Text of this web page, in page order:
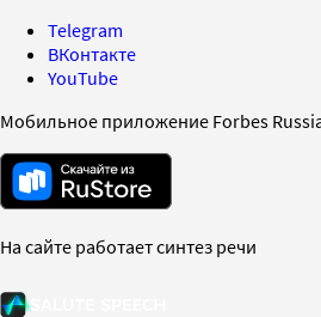
Telegram
ВКонтакте
YouTube
Мобильное приложение Forbes
На сайте работает синтез речи